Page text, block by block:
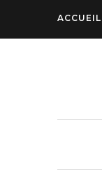
ACCUEIL